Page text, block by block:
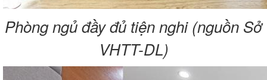
Phòng ngủ đầy đủ tiện nghi (nguồn Sở
VHTT-DL)